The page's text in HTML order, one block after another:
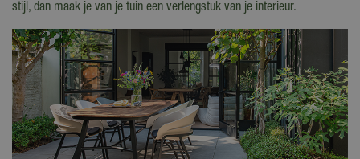
stijl, dan maak je van je tuin een verlengstuk van je interieur.